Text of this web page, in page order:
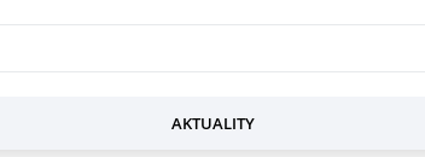
AKTUALITY